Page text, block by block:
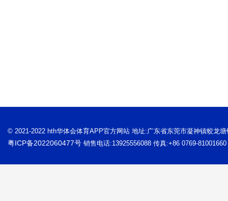
© 2021-2022 hth华体会体育APP官方网站 地址:广东省东莞市凝神镇蛟龙
粤ICP备2022060477号 销售电话:13925556088 传真:+86 0769-81001660